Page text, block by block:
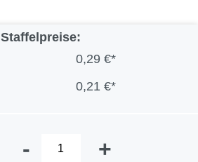
Staffelpreise:
0,29 €*
0,21 €*
- +